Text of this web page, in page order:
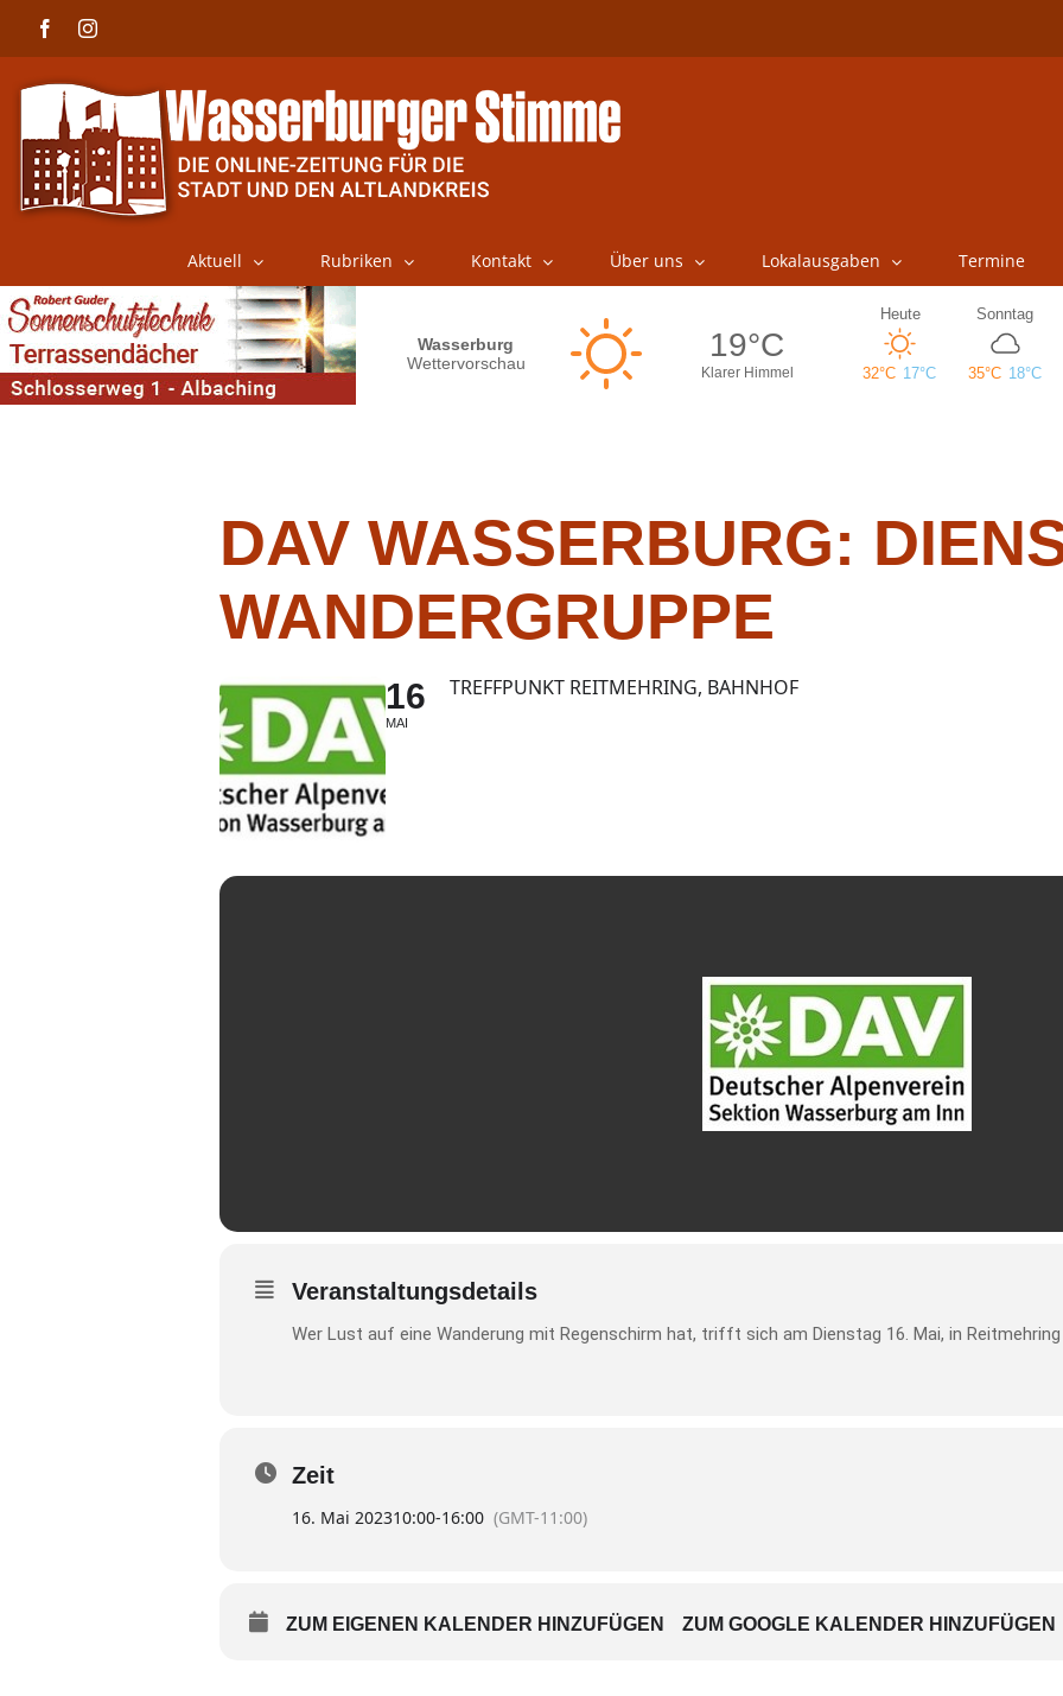
FacebookInstagram
Aktuell Rubriken Kontakt Über uns Lokalausgaben Termine
DAV WASSERBURG:
WANDERGRUPPE
16
MAI
TREFFPUNKT REITMEHRING, BAHNHOF
Veranstaltungsdetails
Wer Lust auf eine Wanderung mit Regenschirm hat, trifft sich am Dienstag 16. Mai, in
Zeit
16. Mai 202310:00-16:00 (GMT-11:00)
ZUM EIGENEN KALENDER HINZUFÜGEN ZUM GOOGLE KALENDER HINZUFÜGEN